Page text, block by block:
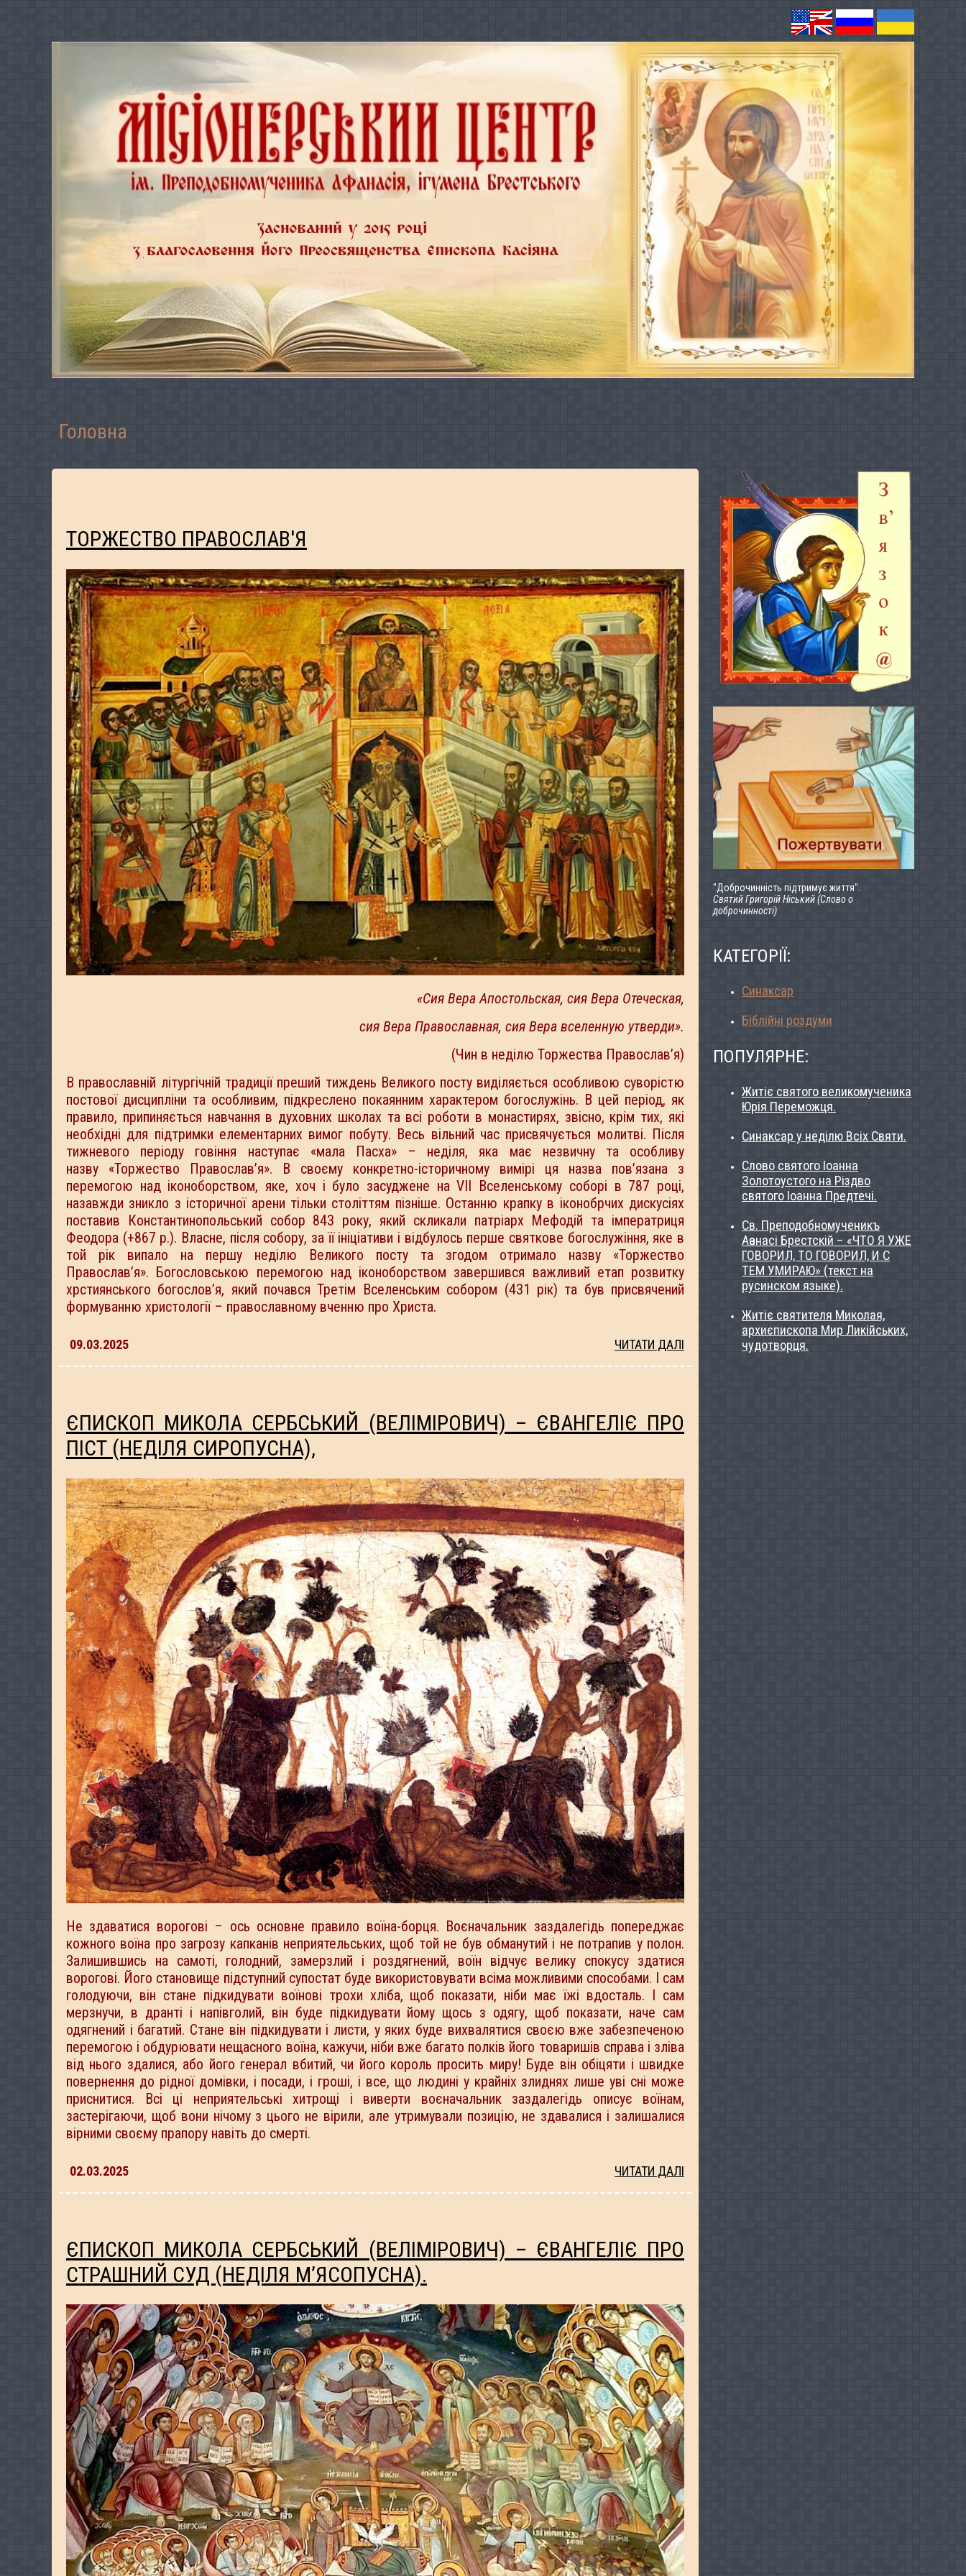
Головна
ТОРЖЕСТВО ПРАВОСЛАВ'Я
«Сия Вера Апостольская, сия Вера Отеческая,
сия Вера Православная, сия Вера вселенную утверди».
(Чин в неділю Торжества Православ’я)
В православній літургічній традиції преший тиждень Великого посту виділяється особливою суворістю
постової дисципліни та особливим, підкреслено покаянним характером богослужінь. В цей період, як
правило, припиняється навчання в духовних школах та всі роботи в монастирях, звісно, крім тих, які
необхідні для підтримки елементарних вимог побуту. Весь вільний час присвячується молитві. Після
тижневого періоду говіння наступає «мала Пасха» – неділя, яка має незвичну та особливу
назву «Торжество Православ’я». В своєму конкретно-історичному вимірі ця назва пов’язана з
перемогою над іконоборством, яке, хоч і було засуджене на VII Вселенському соборі в 787 році,
назавжди зникло з історичної арени тільки століттям пізніше. Останню крапку в іконобрчих дискусіях
поставив Константинопольський собор 843 року, який скликали патріарх Мефодій та імператриця
Феодора (+867 р.). Власне, після собору, за її ініціативи і відбулось перше святкове богослужіння, яке в
той рік випало на першу неділю Великого посту та згодом отримало назву «Торжество
Православ’я». Богословською перемогою над іконоборством завершився важливий етап розвитку
хрстиянського богослов’я, який почався Третім Вселенським собором (431 рік) та був присвячений
формуванню христології – православному вченню про Христа.
09.03.2025 ЧИТАТИ ДАЛІ
ЄПИСКОП МИКОЛА СЕРБСЬКИЙ (ВЕЛІМІРОВИЧ) – ЄВАНГЕЛІЄ ПРО
ПІСТ (НЕДІЛЯ СИРОПУСНА),
Не здаватися ворогові – ось основне правило воїна-борця. Воєначальник заздалегідь попереджає
кожного воїна про загрозу капканів неприятельських, щоб той не був обманутий і не потрапив у полон.
Залишившись на самоті, голодний, замерзлий і роздягнений, воїн відчує велику спокусу здатися
ворогові. Його становище підступний супостат буде використовувати всіма можливими способами. І сам
голодуючи, він стане підкидувати воїнові трохи хліба, щоб показати, ніби має їжі вдосталь. І сам
мерзнучи, в дранті і напівголий, він буде підкидувати йому щось з одягу, щоб показати, наче сам
одягнений і багатий. Стане він підкидувати і листи, у яких буде вихвалятися своєю вже забезпеченою
перемогою і обдурювати нещасного воїна, кажучи, ніби вже багато полків його товаришів справа і зліва
від нього здалися, або його генерал вбитий, чи його король просить миру! Буде він обіцяти і швидке
повернення до рідної домівки, і посади, і гроші, і все, що людині у крайніх злиднях лише уві сні може
приснитися. Всі ці неприятельські хитрощі і виверти воєначальник заздалегідь описує воїнам,
застерігаючи, щоб вони нічому з цього не вірили, але утримували позицію, не здавалися і залишалися
вірними своєму прапору навіть до смерті.
02.03.2025 ЧИТАТИ ДАЛІ
ЄПИСКОП МИКОЛА СЕРБСЬКИЙ (ВЕЛІМІРОВИЧ) – ЄВАНГЕЛІЄ ПРО
СТРАШНИЙ СУД (НЕДІЛЯ М’ЯСОПУСНА).
"Доброчинність підтримує життя".
Святий Григорій Ніський (Слово о
доброчинності)
КАТЕГОРІЇ:
Синаксар
Біблійні роздуми
ПОПУЛЯРНЕ:
Житіє святого великомученика
Юрія Переможця.
Синаксар у неділю Всіх Святи.
Слово святого Іоанна
Золотоустого на Різдво
святого Іоанна Предтечі.
Св. Преподобномученикъ
Аѳанасі Брестскій – «ЧТО Я УЖЕ
ГОВОРИЛ, ТО ГОВОРИЛ, И С
ТЕМ УМИРАЮ» (текст на
русинском языке).
Житіє святителя Миколая,
архиєпископа Мир Ликійських,
чудотворця.